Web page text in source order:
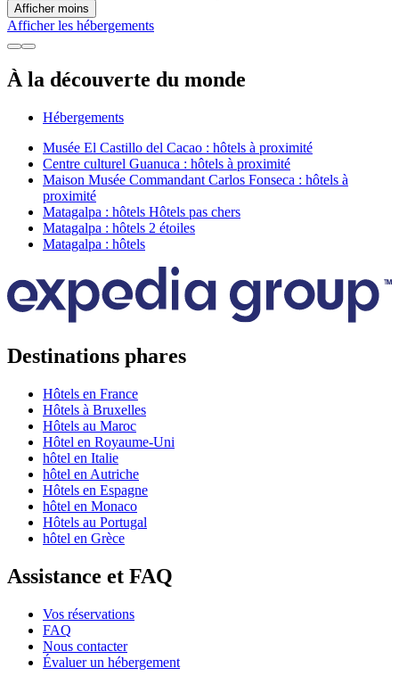
Afficher moins
Afficher les hébergements
À la découverte du monde
Hébergements
Musée El Castillo del Cacao : hôtels à proximité
Centre culturel Guanuca : hôtels à proximité
Maison Musée Commandant Carlos Fonseca : hôtels à
proximité
Matagalpa : hôtels Hôtels pas chers
Matagalpa : hôtels 2 étoiles
Matagalpa : hôtels
Destinations phares
Hôtels en France
Hôtels à Bruxelles
Hôtels au Maroc
Hôtel en Royaume-Uni
hôtel en Italie
hôtel en Autriche
Hôtels en Espagne
hôtel en Monaco
Hôtels au Portugal
hôtel en Grèce
Assistance et FAQ
Vos réservations
FAQ
Nous contacter
Évaluer un hébergement